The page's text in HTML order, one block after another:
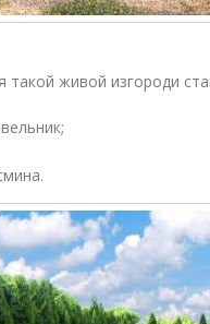
такой живой изгороди